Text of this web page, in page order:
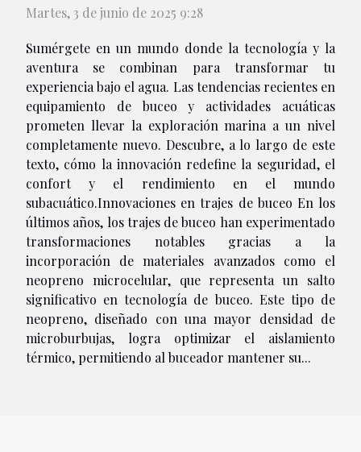
Martes, 3 de junio de 2025 9:28
Sumérgete en un mundo donde la tecnología y la
aventura se combinan para transformar tu
experiencia bajo el agua. Las tendencias recientes en
equipamiento de buceo y actividades acuáticas
prometen llevar la exploración marina a un nivel
completamente nuevo. Descubre, a lo largo de este
texto, cómo la innovación redefine la seguridad, el
confort y el rendimiento en el mundo
subacuático.Innovaciones en trajes de buceo En los
últimos años, los trajes de buceo han experimentado
transformaciones notables gracias a la
incorporación de materiales avanzados como el
neopreno microcelular, que representa un salto
significativo en tecnología de buceo. Este tipo de
neopreno, diseñado con una mayor densidad de
microburbujas, logra optimizar el aislamiento
térmico, permitiendo al buceador mantener su...